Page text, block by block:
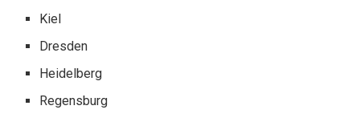
Kiel
Dresden
Heidelberg
Regensburg